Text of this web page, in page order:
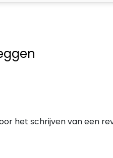
het schrijven van een